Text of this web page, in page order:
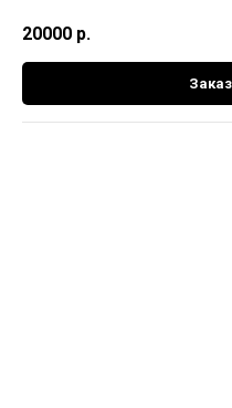
20000 р.